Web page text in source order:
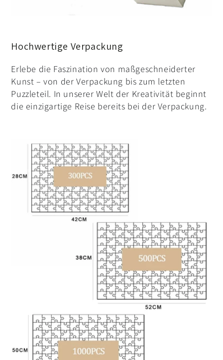
Hochwertige Verpackung
Erlebe die Faszination von maßgeschneiderter
Kunst – von der Verpackung bis zum letzten
Puzzleteil. In unserer Welt der Kreativität beginnt
die einzigartige Reise bereits bei der Verpackung.